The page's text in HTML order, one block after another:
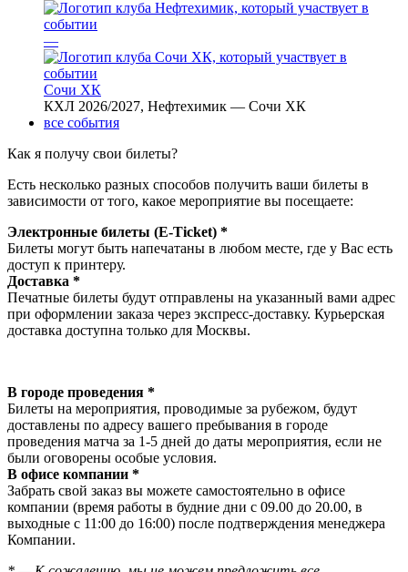
—
Сочи ХК
КХЛ 2026/2027, Нефтехимик — Сочи ХК
все события
Как я получу свои билеты?
Есть несколько разных способов получить ваши билеты в
зависимости от того, какое мероприятие вы посещаете:
Электронные билеты (E-Ticket) *
Билеты могут быть напечатаны в любом месте, где у Вас есть
доступ к принтеру.
Доставка *
Печатные билеты будут отправлены на указанный вами адрес
при оформлении заказа через экспресс-доставку. Курьерская
доставка доступна только для Москвы.
В городе проведения *
Билеты на мероприятия, проводимые за рубежом, будут
доставлены по адресу вашего пребывания в городе
проведения матча за 1-5 дней до даты мероприятия, если не
были оговорены особые условия.
В офисе компании *
Забрать свой заказ вы можете самостоятельно в офисе
компании (время работы в будние дни с 09.00 до 20.00, в
выходные с 11:00 до 16:00) после подтверждения менеджера
Компании.